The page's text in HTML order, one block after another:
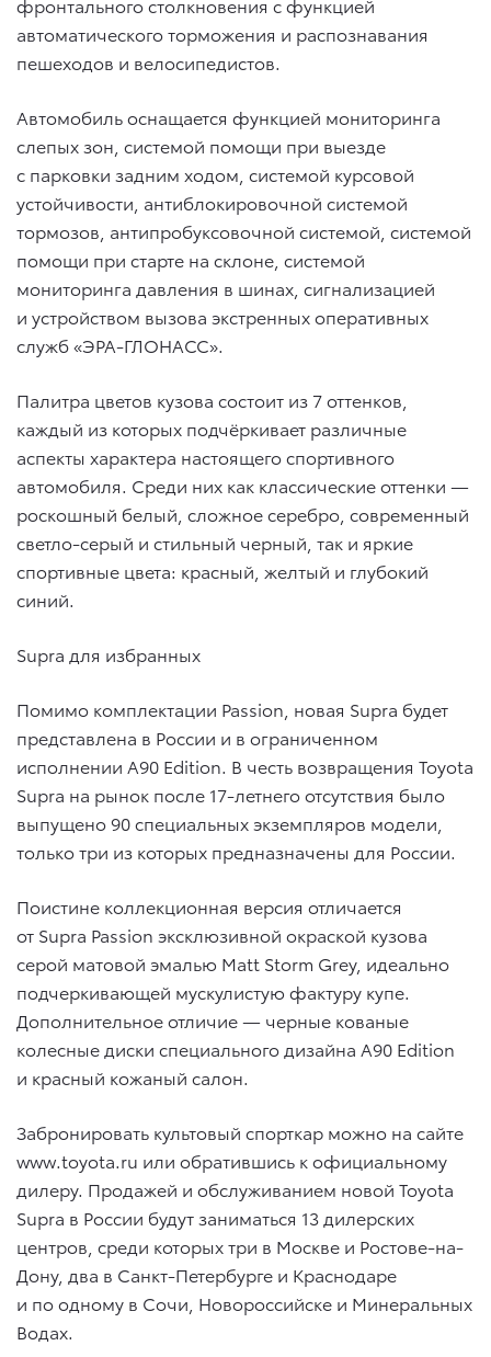
автоматического торможения и распознавания
пешеходов и велосипедистов.
Автомобиль оснащается функцией мониторинга
слепых зон, системой помощи при выезде
с парковки задним ходом, системой курсовой
устойчивости, антиблокировочной системой
тормозов, антипробуксовочной системой, системой
помощи при старте на склоне, системой
мониторинга давления в шинах, сигнализацией
и устройством вызова экстренных оперативных
служб «ЭРА-ГЛОНАСС».
Палитра цветов кузова состоит из 7 оттенков,
каждый из которых подчёркивает различные
аспекты характера настоящего спортивного
автомобиля. Среди них как классические оттенки —
роскошный белый, сложное серебро, современный
светло-серый и стильный черный, так и яркие
спортивные цвета: красный, желтый и глубокий
синий.
Supra для избранных
Помимо комплектации Passion, новая Supra будет
представлена в России и в ограниченном
исполнении A90 Edition. В честь возвращения Toyota
Supra на рынок после 17-летнего отсутствия было
выпущено 90 специальных экземпляров модели,
только три из которых предназначены для России.
Поистине коллекционная версия отличается
от Supra Passion эксклюзивной окраской кузова
серой матовой эмалью Matt Storm Grey, идеально
подчеркивающей мускулистую фактуру купе.
Дополнительное отличие — черные кованые
колесные диски специального дизайна A90 Edition
и красный кожаный салон.
Забронировать культовый спорткар можно на сайте
www.toyota.ru или обратившись к официальному
дилеру. Продажей и обслуживанием новой Toyota
Supra в России будут заниматься 13 дилерских
центров, среди которых три в Москве и Ростове-на-
Дону, два в Санкт-Петербурге и Краснодаре
и по одному в Сочи, Новороссийске и Минеральных
Водах.